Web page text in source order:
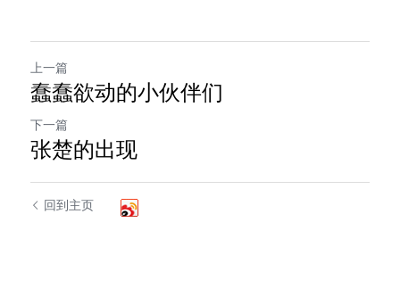
上一篇
蠢蠢欲动的小伙伴们
下一篇
张楚的出现
回到主页